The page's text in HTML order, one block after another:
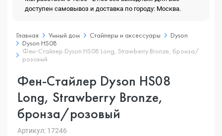
доступен самовывоз и доставка по городу: Москва.
Главная Умный дом Стайлеры и аксессуары
Dyson
Dyson HS08
Фен-Стайлер Dyson HS08 Long, Strawberry Bronze, бронза/
розовый
Фен-Стайлер Dyson HS08
Long, Strawberry Bronze,
бронза/розовый
Артикул: 17246